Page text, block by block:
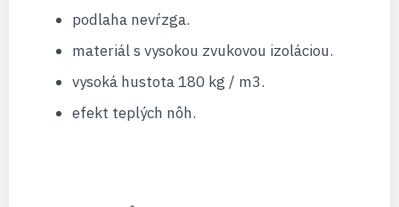
podlaha nevŕzga.
materiál s vysokou zvukovou izoláciou.
vysoká hustota 180 kg / m3.
efekt teplých nôh.